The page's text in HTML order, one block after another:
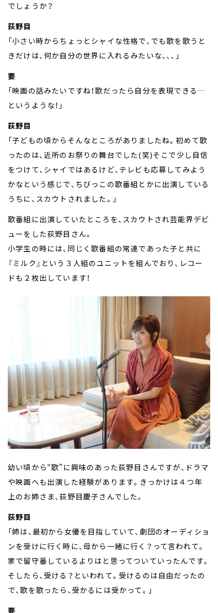
でしょうか？
荻野目
「小さい時からちょっとシャイな性格で、でも歌を歌うと
きだけは、何か自分の世界に入れるみたいな、、、」
要
「映画の話みたいですね！歌だったら自分を表現できる…
というような！」
荻野目
「子どもの頃からそんなところがありましたね。初めて歌
ったのは、近所のお祭りの舞台でした(笑)そこで少し自信
をつけて、シャイではあるけど、テレビも応募してみよう
かなという感じで、ちびっこの歌番組とかに出演している
うちに、スカウトされました。」
歌番組に出演していたところを、スカウトされ芸能界デビ
ューをした荻野目さん。
小学生の時には、同じく歌番組の常連であった子と共に
『ミルク』という３人組のユニットを組んでおり、レコー
ドも２枚出しています！
幼い頃から“歌”に興味のあった荻野目さんですが、ドラマ
や映画へも出演した経験があります。きっかけは４つ年
上のお姉さま、荻野目慶子さんでした。
荻野目
「姉は、最初から女優を目指していて、劇団のオーディショ
ンを受けに行く時に、母から一緒に行く？って言われて。
家で留守番しているよりはと思ってついていったんです。
そしたら、受ける？といわれて。受けるのは自由だったの
で、歌を歌ったら、受かるには受かって。」
要